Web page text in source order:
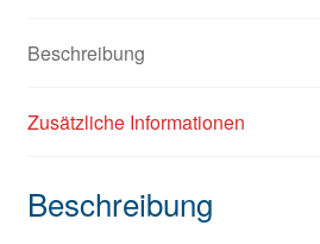
Beschreibung
Zusätzliche Informationen
Beschreibung